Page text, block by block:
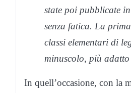
state poi pubblicate
senza fatica. La
classi elementari di
minuscolo, più
In quell’occasione, con la